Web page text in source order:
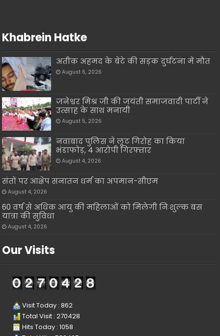
Khabrein Hatke
अतीक़ अहमद के बेटे की सड़क दुर्घटना में मौत
August 6, 2026
जनेश्वर मिश्र जी की जयंती समाजवादी पार्टी ने
उत्साह के साथ मनायी
August 5, 2026
नवाबाद पुलिस ने लूट गिरोह का किया
भंडाफोड़, 4 आरोपी गिरफ्तार
August 4, 2026
संतों पर आक्षेप सनातन धर्म का अपमान-सीएम
August 4, 2026
60 वर्ष से अधिक आयु की महिलाओं को मिलेगी निःशुल्क बस
यात्रा की सुविधा
August 4, 2026
Our Visits
Visit Today : 862
Total Visit : 270428
Hits Today : 1058